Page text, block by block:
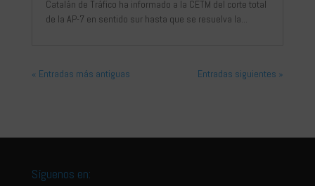
Catalán de Tráfico ha informado a la CETM del corte total
de la AP-7 en sentido sur hasta que se resuelva la...
« Entradas más antiguas Entradas siguientes »
Síguenos en: